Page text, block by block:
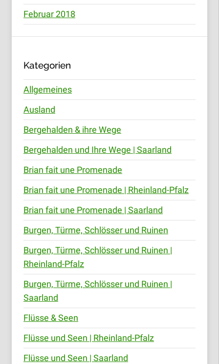
Februar 2018
Kategorien
Allgemeines
Ausland
Bergehalden & ihre Wege
Bergehalden und Ihre Wege | Saarland
Brian fait une Promenade
Brian fait une Promenade | Rheinland-Pfalz
Brian fait une Promenade | Saarland
Burgen, Türme, Schlösser und Ruinen
Burgen, Türme, Schlösser und Ruinen |
Rheinland-Pfalz
Burgen, Türme, Schlösser und Ruinen |
Saarland
Flüsse & Seen
Flüsse und Seen | Rheinland-Pfalz
Flüsse und Seen | Saarland